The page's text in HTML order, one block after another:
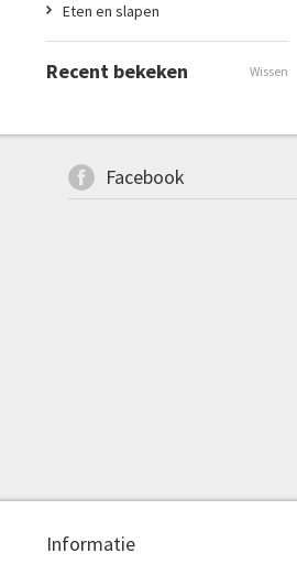
Eten en slapen
Recent bekeken Wissen
Facebook
Informatie